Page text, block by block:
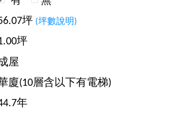
坪 (坪數說明)
坪
屋
廈(10層含以下有電梯)
年